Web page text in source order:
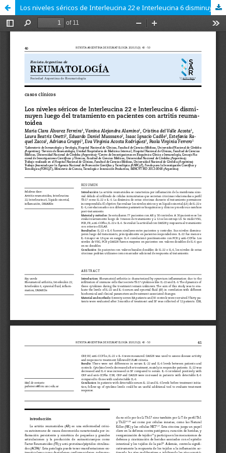
Los niveles séricos de Interleucina 22 e Interleucina 6 disminuyen luego del tratamiento en pacientes con artritis reumatoidea